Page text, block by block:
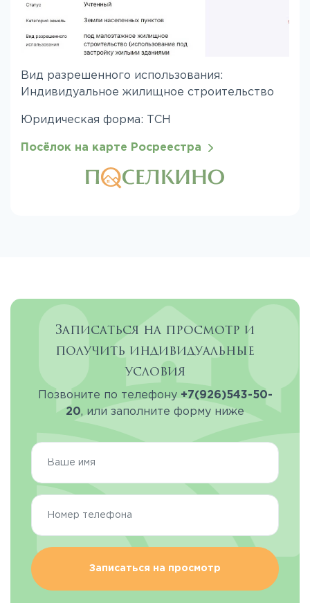
Вид разрешенного использования:
Индивидуальное жилищное строительство
Юридическая форма: ТСН
Посёлок на карте Росреестра
Записаться на просмотр и
получить индивидуальные
условия
Позвоните по телефону +7(926)543-50-
20, или заполните форму ниже
Записаться на просмотр